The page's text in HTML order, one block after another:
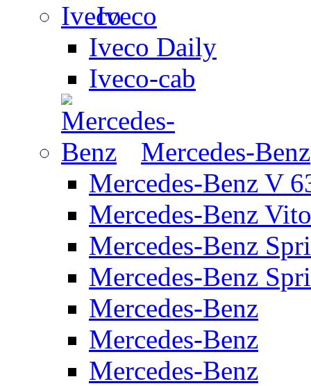
Iveco
Iveco Daily
Iveco-cab
Mercedes-Benz
Mercedes-Benz V
Mercedes-Benz
Mercedes-Benz
Mercedes-Benz
Mercedes-Benz
Mercedes-Benz
Mercedes-Benz